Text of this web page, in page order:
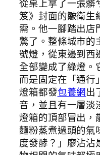
從桌上拿了一張髒
笈》封面的皺衛生
需。他一腳踏出店
驚了。整條城市的
號燈，從東邊到西
全部變成了綠燈。
而是固定在「通行
燈箱都發包養網出
音，並且有一層淡
燈箱的頂部冒出
麵粉蒸煮過頭的氣
度發酵？」廖沾沾